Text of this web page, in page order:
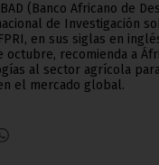
(Banco Africano de
de Investigación
en sus siglas en
octubre, recomienda a
al sector agrícola
el mercado global.